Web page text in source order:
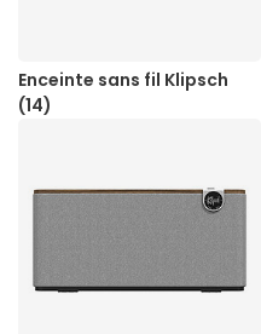
Enceinte sans fil Klipsch
(14)